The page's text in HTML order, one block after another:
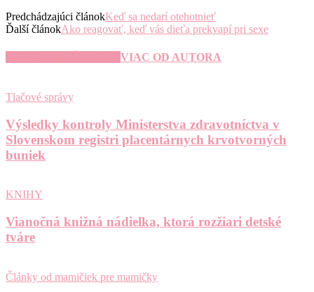
Predchádzajúci článokKeď sa nedarí otehotnieť
Ďalší článokAko reagovať, keď vás dieťa prekvapí pri sexe
VIAC OD AUTORA
Tlačové správy
Výsledky kontroly Ministerstva zdravotníctva v
Slovenskom registri placentárnych krvotvorných
buniek
KNIHY
Vianočná knižná nádielka, ktorá rozžiari detské
tváre
Články od mamičiek pre mamičky